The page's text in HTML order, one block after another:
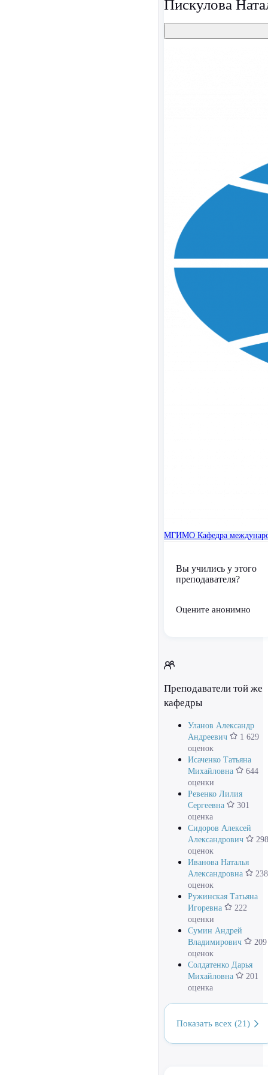
Пискулова
МГИМО Кафедра
Вы учились у этого
преподавателя?
Оцените анонимно
Преподаватели той же
кафедры
Уланов Александр
Андреевич
1 629
оценок
Исаченко Татьяна
Михайловна
644
оценки
Ревенко Лилия
Сергеевна
301
оценка
Сидоров Алексей
Александрович
298
оценок
Иванова Наталья
Александровна
238
оценок
Ружинская Татьяна
Игоревна
222
оценки
Сумин Андрей
Владимирович
209
оценок
Солдатенко Дарья
Михайловна
201
оценка
Показать всех (21)